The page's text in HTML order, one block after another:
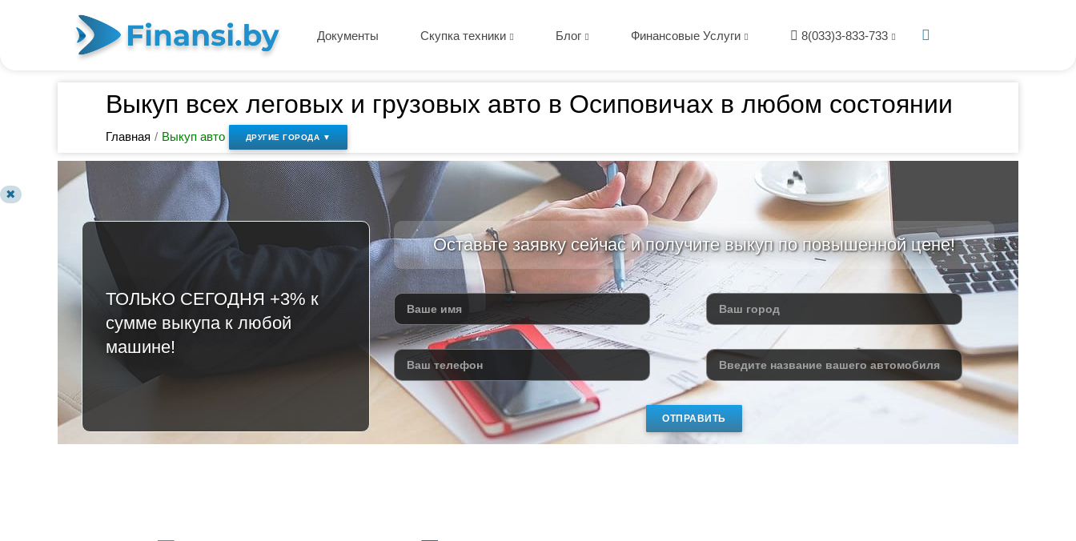
Документы Скупка техники Блог Финансовые Услуги 8(033)3-833-733
✖
Выкуп всех леговых и грузовых авто в Осиповичах в любом состоянии
Главная / Выкуп авто ДРУГИЕ ГОРОДА ▼
ТОЛЬКО СЕГОДНЯ +3% к
сумме выкупа к любой
машине!
Оставьте заявку сейчас и получите выкуп по повышенной цене!
ОТПРАВИТЬ